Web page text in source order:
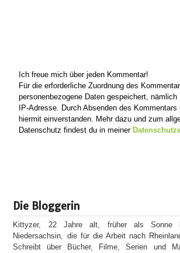
Ich freue mich über jeden Kommentar!
Für die erforderliche Zuordnung des
personenbezogene Daten gespeichert, nämlich
IP-Adresse. Durch Absenden des
hiermit einverstanden. Mehr dazu und zum
Datenschutz findest du in meiner
Die Bloggerin
Kittyzer, 22 Jahre alt, früher als Sonne
Niedersachsin, die für die Arbeit nach
Schreibt über Bücher, Filme, Serien und